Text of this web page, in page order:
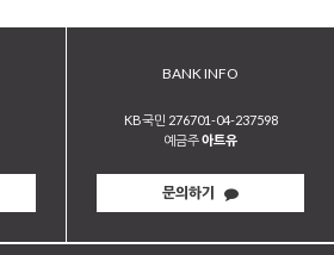
BANK INFO
KB국민 276701-04-237598
예금주아트유
문의하기